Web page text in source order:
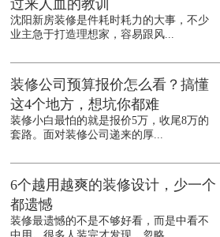
过来人血的教训
沈阳新房装修是件耗时耗力的大事，不少
业主急于打造理想家，容易跟风...
装修公司预算报价怎么看？搞懂
这4个地方，想坑你都难
装修小白最怕的就是报价5万，收尾8万的
套路。面对装修公司递来的厚...
6个越用越爽的装修设计，少一个
都遗憾
装修最遗憾的不是不够好看，而是中看不